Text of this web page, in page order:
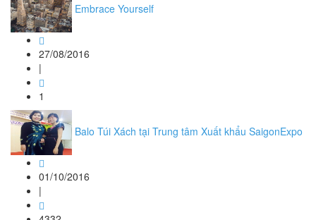
Embrace Yourself
27/08/2016
|
1
Balo Túi Xách tại Trung tâm Xuất khẩu SaigonExpo
01/10/2016
|